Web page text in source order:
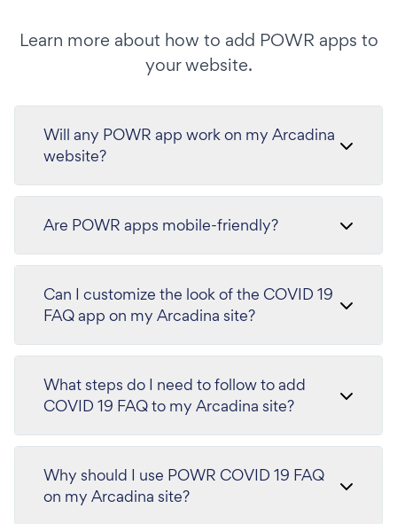
Learn more about how to add POWR apps to
your website.
Will any POWR app work on my Arcadina
website?
Are POWR apps mobile-friendly?
Can I customize the look of the COVID 19
FAQ app on my Arcadina site?
What steps do I need to follow to add
COVID 19 FAQ to my Arcadina site?
Why should I use POWR COVID 19 FAQ
on my Arcadina site?